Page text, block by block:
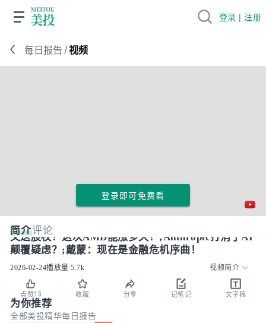
每日报告 /视频
登录即可免费看
简介评论
又送股权？这次AMD能涨多久？;Anthropic打消了AI
颠覆疑虑？;戴蒙：现在是金融危机序曲！
2026-02-24播放量 5.7k 视频简介
点赞13 收藏 分享 记笔记 文字稿
为你推荐
全部美投精华每日报告
登录 | 注册